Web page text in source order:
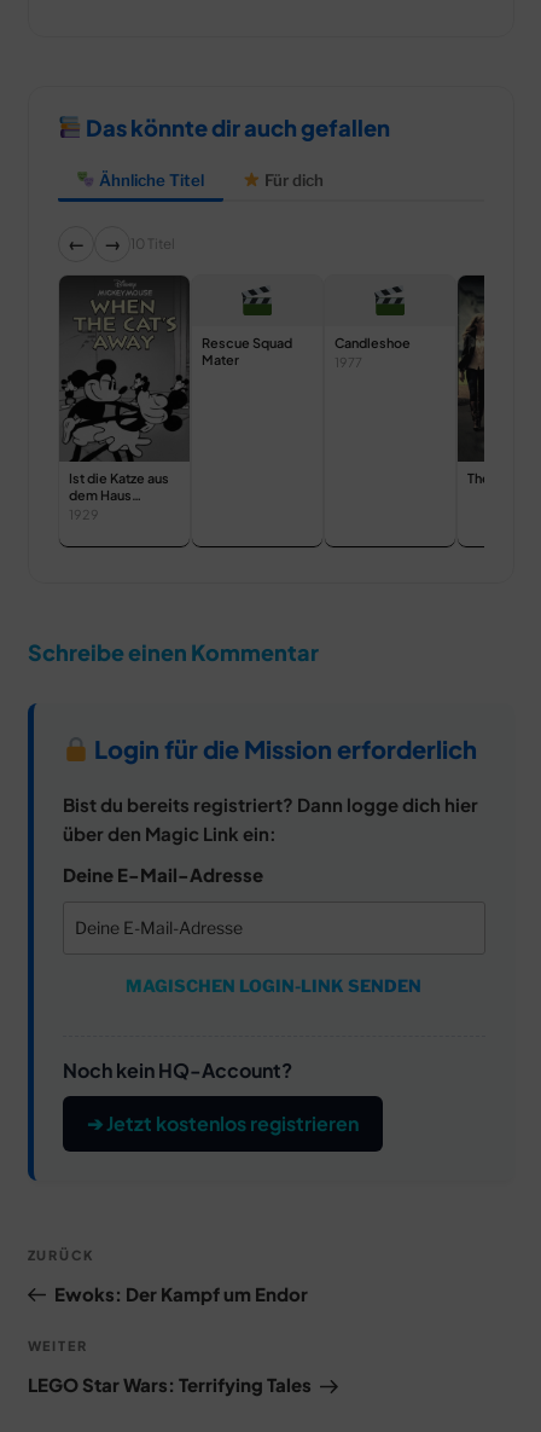
Das könnte dir auch gefallen
Ähnliche Titel Für dich
← → 10 Titel
Ist die Katze aus
dem Haus…
1929
Rescue Squad
Mater
Candleshoe
1977
The Game
Schreibe einen Kommentar
Login für die Mission erforderlich
Bist du bereits registriert? Dann logge dich hier
über den Magic Link ein:
Deine E-Mail-Adresse
MAGISCHEN LOGIN-LINK SENDEN
Noch kein HQ-Account?
➔ Jetzt kostenlos registrieren
Beitragsnavigation
Vorheriger
Beitrag
ZURÜCK
Ewoks: Der Kampf um Endor
Nächster
Beitrag
WEITER
LEGO Star Wars: Terrifying Tales